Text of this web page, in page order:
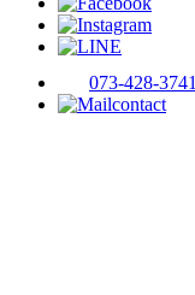
073-428-3741
contact